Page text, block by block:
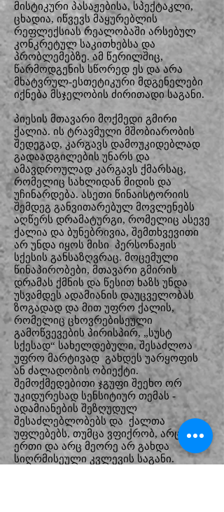
მისტიკური პასაჟებისა, სპექტაკლი,
ცხადია, იწვევს მაყურებლის
რეფლექსიას რეალობაში არსებულ
კონკრეტულ საკითხებსა და
პრობლემებზე. ამ წერილშიც,
წარმოდგენის სწორედ ეს და არა
მხატვრულ-ესთეტიკური მდგენელები
იქნება მსჯელობის ძირითადი საგანი.
პიესის მთავარი მოქმედი გმირი
ქალია. ის ტრავმული მშობიარობის
შედეგად, კარგავს დამოუკიდებლად
გადაადგილების უნარს და
ამავდროულად კარგავს ქმარსაც,
რომელიც სახლიდან მიდის და
უჩინარდება. ასეთი წინაისტორიის
შემდეგ განვითარებულ მოვლენებს
აღწერს დრამატურგი, რომელიც ასევე
ქალია და ბუნებრივია, შემთხვევითი
არ უნდა იყოს მისი პერსონაჟის
სქესის განსაზღვრაც. მოცემული
წინაპირობები, მთავარი გმირის
დრამას ქმნის და წესით ხაზს უნდა
უსვამდეს ადამიანის დაუცველობას
ზოგადად და მით უფრო ქალის,
რომელიც ცხოვრებისეული
გამოწვევების პირისპირ, „სუსტ
სქესად“ სახელდებული, შესაძლოა
უფრო მარტივად გახდეს უარყოფის
ან ძალადობის ობიექტი.
შემოქმედებითი ჯგუფი შეეხო ორ
უკიდურესად სენსიტიურ თემას -
ადამიანების შეზღუდულ
შესაძლებლობებს და ქალთა
უფლებებს, თუმცა ვფიქრობ, არც
ერთი და არც მეორე არ გახდა
სიღრმისეული კვლევის საგანი.